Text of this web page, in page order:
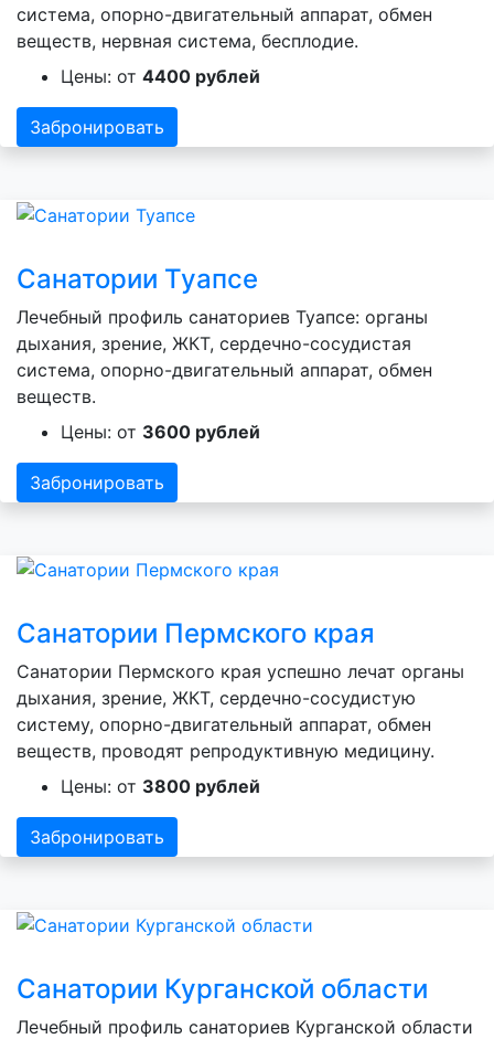
система, опорно-двигательный аппарат, обмен
веществ, нервная система, бесплодие.
Цены: от 4400 рублей
Забронировать
Санатории Туапсе
Лечебный профиль санаториев Туапсе: органы
дыхания, зрение, ЖКТ, сердечно-сосудистая
система, опорно-двигательный аппарат, обмен
веществ.
Цены: от 3600 рублей
Забронировать
Санатории Пермского края
Санатории Пермского края успешно лечат органы
дыхания, зрение, ЖКТ, сердечно-сосудистую
систему, опорно-двигательный аппарат, обмен
веществ, проводят репродуктивную медицину.
Цены: от 3800 рублей
Забронировать
Санатории Курганской области
Лечебный профиль санаториев Курганской области